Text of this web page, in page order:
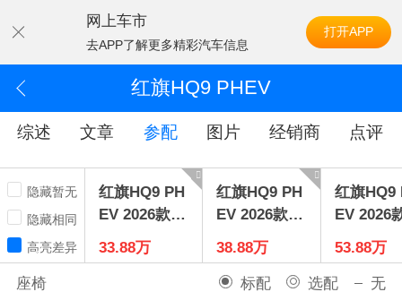
网上车市
去APP了解更多精彩汽车信息
打开APP
红旗HQ9 PHEV
综述 文章 参配 图片 经销商 点评
隐藏暂无
隐藏相同
高亮差异
红旗HQ9 PH
EV 2026款2.
0T四驱豪华
版
33.88万
红旗HQ9 PH
EV 2026款2.
0T四驱尊贵
版
38.88万
红旗HQ9
EV 2026
0T四驱旗
版
53.88万
座椅 标配 选配 无